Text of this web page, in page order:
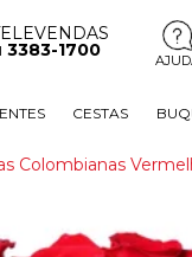
3383-1700
CESTAS
Colombianas